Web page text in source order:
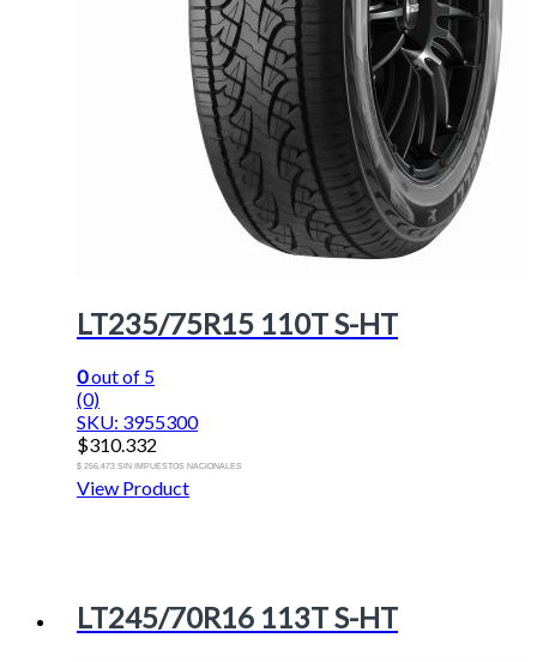
LT235/75R15 110T S-HT
0out of 5
(0)
SKU: 3955300
$310.332
$ 256.473 SIN IMPUESTOS NACIONALES
View Product
LT245/70R16 113T S-HT